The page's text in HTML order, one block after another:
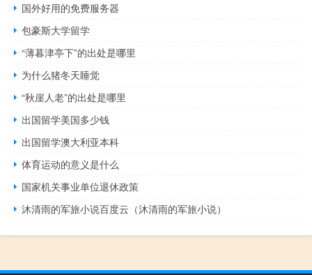
国外好用的免费服务器
包豪斯大学留学
“薄暮津亭下”的出处是哪里
为什么猪冬天睡觉
“秋崖人老”的出处是哪里
出国留学美国多少钱
出国留学澳大利亚本科
体育运动的意义是什么
国家机关事业单位退休政策
沐清雨的军旅小说百度云（沐清雨的军旅小说）